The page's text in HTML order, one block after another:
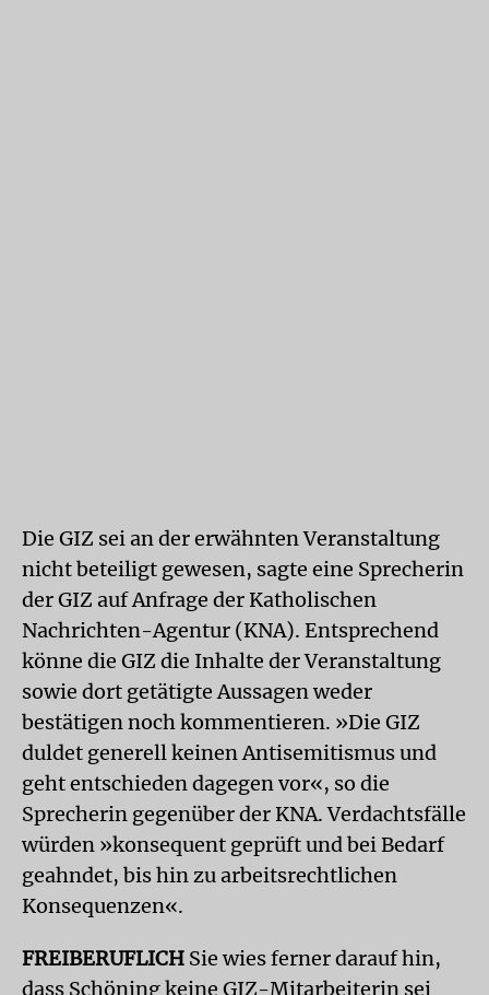
Die GIZ sei an der erwähnten Veranstaltung
nicht beteiligt gewesen, sagte eine Sprecherin
der GIZ auf Anfrage der Katholischen
Nachrichten-Agentur (KNA). Entsprechend
könne die GIZ die Inhalte der Veranstaltung
sowie dort getätigte Aussagen weder
bestätigen noch kommentieren. »Die GIZ
duldet generell keinen Antisemitismus und
geht entschieden dagegen vor«, so die
Sprecherin gegenüber der KNA. Verdachtsfälle
würden »konsequent geprüft und bei Bedarf
geahndet, bis hin zu arbeitsrechtlichen
Konsequenzen«.
FREIBERUFLICH Sie wies ferner darauf hin,
dass Schöning keine GIZ-Mitarbeiterin sei